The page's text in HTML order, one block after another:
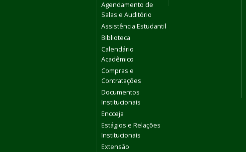
Agendamento de
Salas e Auditório
Assistência Estudantil
Biblioteca
Calendário
Acadêmico
Compras e
Contratações
Documentos
Institucionais
Encceja
Estágios e Relações
Institucionais
Extensão